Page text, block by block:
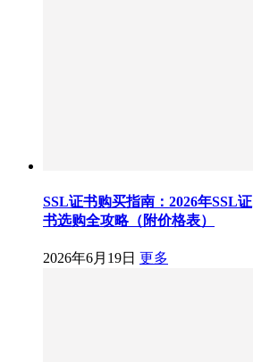
SSL证书购买指南：2026年SSL证
书选购全攻略（附价格表）
2026年6月19日 更多